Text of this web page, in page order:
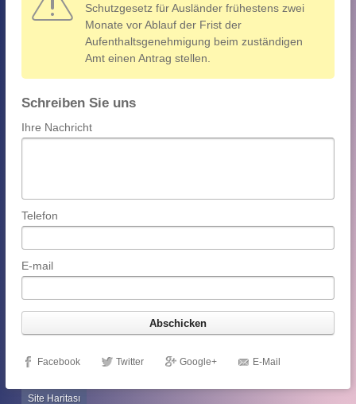
Schutzgesetz für Ausländer frühestens zwei
Monate vor Ablauf der Frist der
Aufenthaltsgenehmigung beim zuständigen
Amt einen Antrag stellen.
Schreiben Sie uns
Ihre Nachricht
Telefon
E-mail
Facebook Twitter Google+ E-Mail
Site Haritası